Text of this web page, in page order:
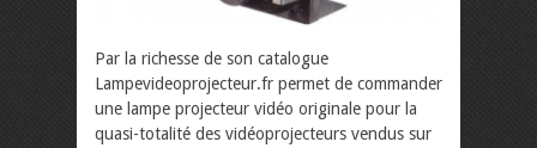
Par la richesse de son catalogue
Lampevideoprojecteur.fr permet de commander
une lampe projecteur vidéo originale pour la
quasi-totalité des vidéoprojecteurs vendus sur